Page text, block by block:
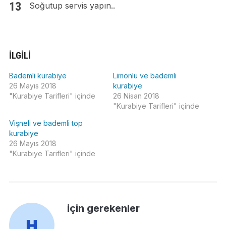
Soğutup servis yapın..
İLGILI
Bademli kurabiye
26 Mayıs 2018
"Kurabiye Tarifleri" içinde
Limonlu ve bademli
kurabiye
26 Nisan 2018
"Kurabiye Tarifleri" içinde
Vişneli ve bademli top
kurabiye
26 Mayıs 2018
"Kurabiye Tarifleri" içinde
için gerekenler